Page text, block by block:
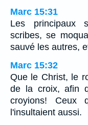
Marc 15:31
Les principaux
scribes, se
sauvé les autres,
Marc 15:32
Que le Christ, le
de la croix, afin
croyions! Ceux
l'insultaient aussi.